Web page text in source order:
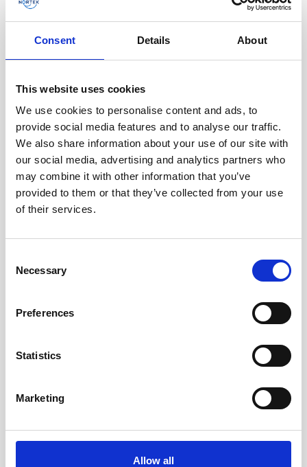
Consent Details About
This website uses cookies
We use cookies to personalise content and ads, to
provide social media features and to analyse our traffic.
We also share information about your use of our site with
our social media, advertising and analytics partners who
may combine it with other information that you’ve
provided to them or that they’ve collected from your use
of their services.
Selection
Necessary
Preferences
Statistics
Marketing
Allow all
Defensa y seguridad
Los sensores DVL de Nortek, en los que confían
los principales contratistas de defensa, permiten
una navegación submarina precisa para vehículos
submarinos autónomos (AUV), vehículos operados